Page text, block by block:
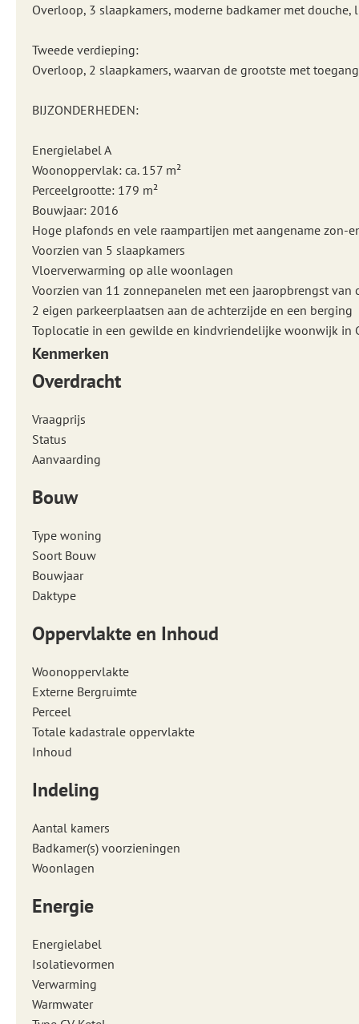
Overloop, 3 slaapkamers, moderne badkamer met
Tweede verdieping:
Overloop, 2 slaapkamers, waarvan de grootste met
BIJZONDERHEDEN:
Energielabel A
Woonoppervlak: ca. 157 m²
Perceelgrootte: 179 m²
Bouwjaar: 2016
Hoge plafonds en vele raampartijen met aangename zon-
Voorzien van 5 slaapkamers
Vloerverwarming op alle woonlagen
Voorzien van 11 zonnepanelen met een jaaropbrengst van
2 eigen parkeerplaatsen aan de achterzijde en een berging
Toplocatie in een gewilde en kindvriendelijke woonwijk in
Kenmerken
Overdracht
Vraagprijs
Status
Aanvaarding
Bouw
Type woning
Soort Bouw
Bouwjaar
Daktype
Oppervlakte en Inhoud
Woonoppervlakte
Externe Bergruimte
Perceel
Totale kadastrale oppervlakte
Inhoud
Indeling
Aantal kamers
Badkamer(s) voorzieningen
Woonlagen
Energie
Energielabel
Isolatievormen
Verwarming
Warmwater